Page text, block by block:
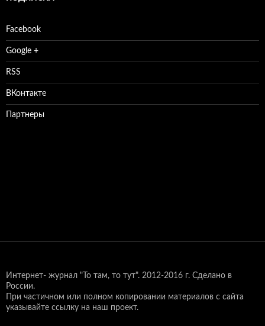
Facebook
Google +
RSS
ВКонтакте
Партнеры
Интернет- журнал "То там, то тут". 2012-2016 г. Сделано в
России.
При частичном или полном копировании материалов с сайта
указывайте ссылку на наш проект.